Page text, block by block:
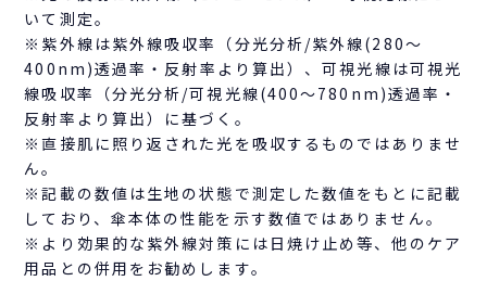
いて測定。
※紫外線は紫外線吸収率（分光分析/紫外線(280～
400nm)透過率・反射率より算出）、可視光線は可視光
線吸収率（分光分析/可視光線(400～780nm)透過率・
反射率より算出）に基づく。
※直接肌に照り返された光を吸収するものではありませ
ん。
※記載の数値は生地の状態で測定した数値をもとに記載
しており、傘本体の性能を示す数値ではありません。
※より効果的な紫外線対策には日焼け止め等、他のケア
用品との併用をお勧めします。